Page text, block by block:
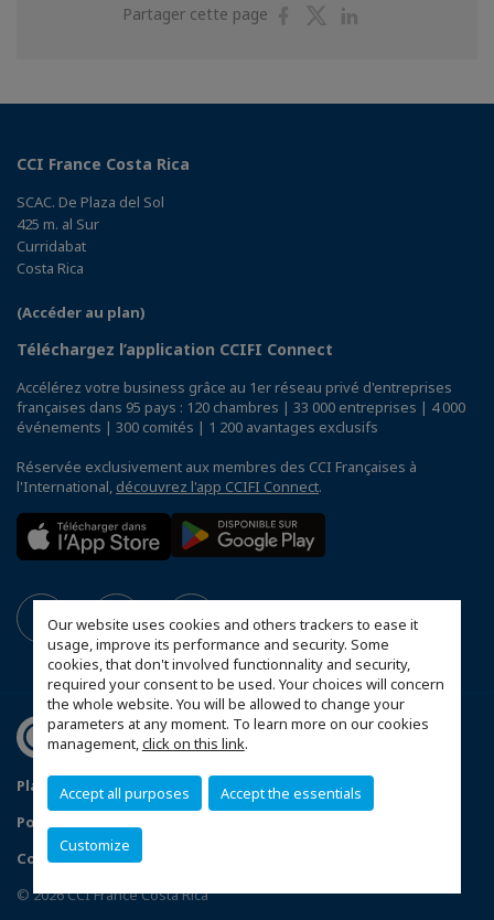
Our website uses cookies and others trackers to ease it
usage, improve its performance and security. Some
cookies, that don't involved functionnality and security,
required your consent to be used. Your choices will concern
the whole website. You will be allowed to change your
parameters at any moment. To learn more on our cookies
management,click on this link.
Accept all purposes Accept the essentials
Customize
Partager cette page
PartagerPartager
CCI France Costa Rica
SCAC. De Plaza del Sol
425 m. al Sur
Curridabat
Costa Rica
(Accéder au plan)
Téléchargez l’application CCIFI Connect
Accélérez votre business grâce au 1er réseau privé d'entreprises
françaises dans 95 pays : 120 chambres | 33 000 entreprises | 4 000
événements | 300 comités | 1 200 avantages exclusifs
Réservée exclusivement aux membres des CCI Françaises à
l'International, découvrez l'app CCIFI Connect.
Plan du site
Mentions légales
Politique de confidentialité
Configurer vos préférences cookies
© 2026 CCI France Costa Rica